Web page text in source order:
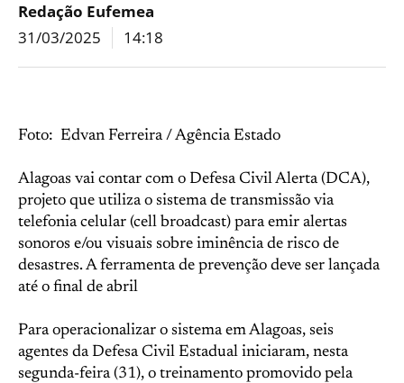
Redação Eufemea
31/03/2025
14:18
Foto: Edvan Ferreira / Agência Estado
Alagoas vai contar com o Defesa Civil Alerta (DCA),
projeto que utiliza o sistema de transmissão via
telefonia celular (cell broadcast) para emir alertas
sonoros e/ou visuais sobre iminência de risco de
desastres. A ferramenta de prevenção deve ser lançada
até o final de abril
Para operacionalizar o sistema em Alagoas, seis
agentes da Defesa Civil Estadual iniciaram, nesta
segunda-feira (31), o treinamento promovido pela